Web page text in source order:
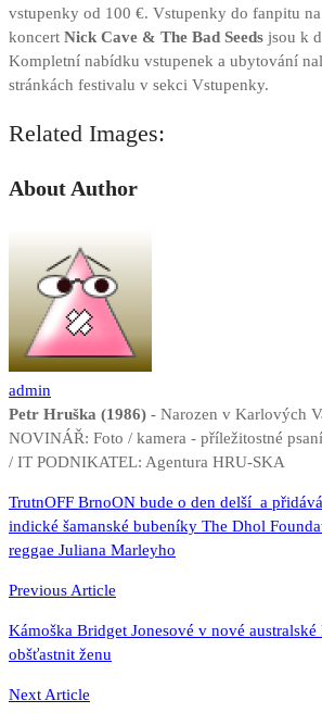
vstupenky od 100 €. Vstupenky do fanpitu
koncert Nick Cave & The Bad Seeds jsou k
Kompletní nabídku vstupenek a ubytování
stránkách festivalu v sekci Vstupenky.
Related Images:
About Author
admin
Petr Hruška (1986) - Narozen v Karlových
NOVINÁŘ: Foto / kamera - příležitostné
/ IT PODNIKATEL: Agentura HRU-SKA
Navigace
pro
příspěvek
TrutnOFF BrnoON bude o den delší a
indické šamanské bubeníky The Dhol
reggae Juliana Marleyho
Previous Article
Kámoška Bridget Jonesové v nové
obšťastnit ženu
Next Article